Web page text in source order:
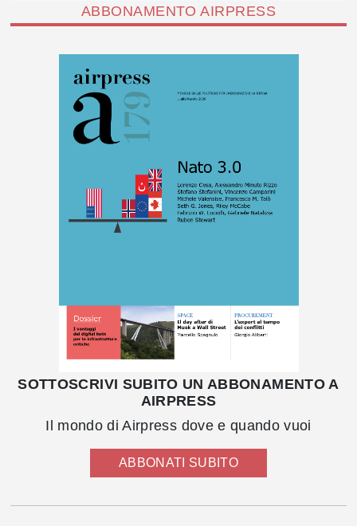
ABBONAMENTO AIRPRESS
SOTTOSCRIVI SUBITO UN ABBONAMENTO A
AIRPRESS
Il mondo di Airpress dove e quando vuoi
ABBONATI SUBITO